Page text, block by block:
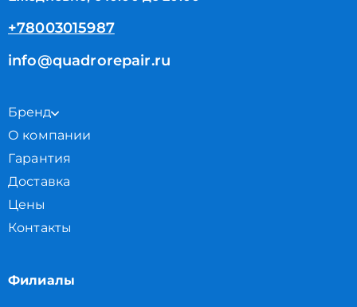
+78003015987
info@quadrorepair.ru
Бренд
О компании
Гарантия
Доставка
Цены
Контакты
Филиалы